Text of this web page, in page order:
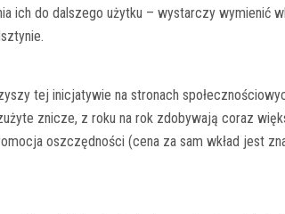
ich do dalszego użytku – wystarczy wymienić
tej inicjatywie na stronach
znicze, z roku na rok zdobywają coraz
oszczędności (cena za sam wkład jest